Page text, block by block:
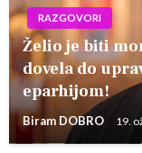
RAZGOVORI
Želio je biti
dovela do
eparhijom!
Biram DOBRO 19.